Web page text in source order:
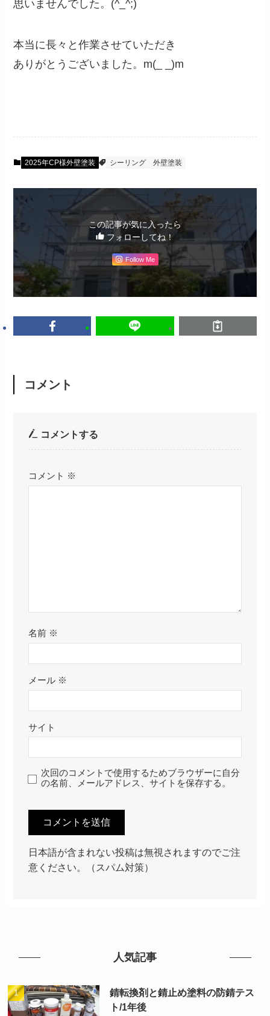
思いませんでした。(^_^;)
本当に長々と作業させていただき
ありがとうございました。m(_ _)m
2025年CP様外壁塗装 シーリング 外壁塗装
この記事が気に入ったら
フォローしてね！
Follow Me
コメント
コメントする
コメント ※
名前 ※
メール ※
サイト
次回のコメントで使用するためブラウザーに自分
の名前、メールアドレス、サイトを保存する。
日本語が含まれない投稿は無視されますのでご注
意ください。（スパム対策）
人気記事
錆転換剤と錆止め塗料の防錆テス
ト/1年後